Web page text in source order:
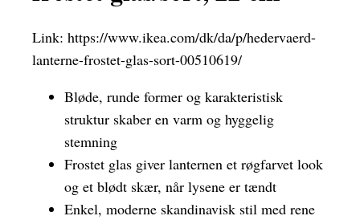
Link: https://www.ikea.com/dk/da/p/hedervaerd-
lanterne-frostet-glas-sort-00510619/
Bløde, runde former og karakteristisk
struktur skaber en varm og hyggelig
stemning
Frostet glas giver lanternen et røgfarvet look
og et blødt skær, når lysene er tændt
Enkel, moderne skandinavisk stil med rene